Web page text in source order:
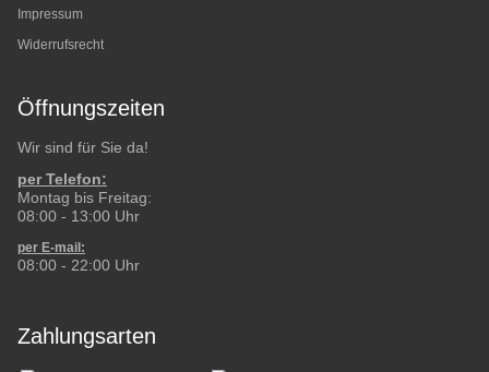
Impressum
Widerrufsrecht
Öffnungszeiten
Wir sind für Sie da!
per Telefon:
Montag bis Freitag:
08:00 - 13:00 Uhr
per E-mail:
08:00 - 22:00 Uhr
Zahlungsarten